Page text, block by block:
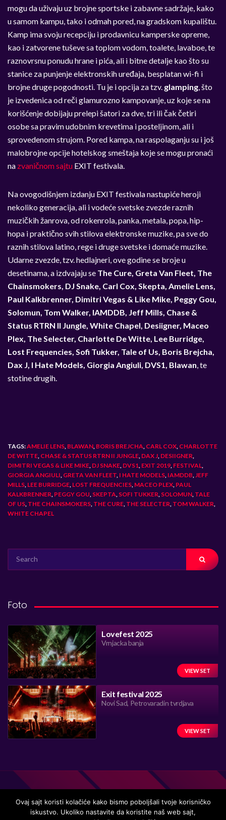
mogu da uživaju uz brojne sportske i zabavne sadržaje, kako
u samom kampu, tako i odmah pored, na gradskom kupalištu.
Kamp ima svoju recepciju i prodavnicu kamperske opreme,
kao i zatvorene tuševe sa toplom vodom, toalete, lavaboe, te
raznovrsnu ponudu hrane i pića, ali i bitne detalje kao što su
stanice za punjenje elektronskih uređaja, besplatan wi-fi i
brojne druge pogodnosti. Tu je i opcija za tzv. glamping, što
je izvedenica od reči glamurozno kampovanje, uz koje se na
korišćenje dobijaju prelepi šatori za dve, tri ili čak četiri
osobe sa pravim udobnim krevetima i posteljinom, ali i
sprovedenom strujom. Pored kampa, na raspolaganju su i još
malobrojne opcije hotelskog smeštaja koje se mogu pronaći
na zvaničnom sajtu EXIT festivala.
Na ovogodišnjem izdanju EXIT festivala nastupiće heroji
nekoliko generacija, ali i vodeće svetske zvezde raznih
muzičkih žanrova, od rokenrola, panka, metala, popa, hip-
hopa i praktično svih stilova elektronske muzike, pa sve do
raznih stilova latino, rege i druge svetske i domaće muzike.
Udarne zvezde, tzv. hedlajneri, ove godine se broje u
desetinama, a izdvajaju se The Cure, Greta Van Fleet, The
Chainsmokers, DJ Snake, Carl Cox, Skepta, Amelie Lens,
Paul Kalkbrenner, Dimitri Vegas & Like Mike, Peggy Gou,
Solomun, Tom Walker, IAMDDB, Jeff Mills, Chase &
Status RTRN II Jungle, White Chapel, Desiigner, Maceo
Plex, The Selecter, Charlotte De Witte, Lee Burridge,
Lost Frequencies, Sofi Tukker, Tale of Us, Boris Brejcha,
Dax J, I Hate Models, Giorgia Angiuli, DVS1, Blawan, te
stotine drugih.
TAGS:AMELIE LENS, BLAWAN, BORIS BREJCHA, CARL COX, CHARLOTTE
DE WITTE, CHASE & STATUS RTRN II JUNGLE, DAX J, DESIIGNER,
DIMITRI VEGAS & LIKE MIKE, DJ SNAKE, DVS1, EXIT 2019, FESTIVAL,
GIORGIA ANGIULI, GRETA VAN FLEET, I HATE MODELS, IAMDDB,JEFF
MILLS, LEE BURRIDGE, LOST FREQUENCIES, MACEO PLEX, PAUL
KALKBRENNER, PEGGY GOU, SKEPTA, SOFI TUKKER, SOLOMUN, TALE
OF US, THE CHAINSMOKERS, THE CURE, THE SELECTER, TOM WALKER,
WHITE CHAPEL
FOR:
Foto
Lovefest 2025
Vrnjacka banja
VIEW SET
Exit festival 2025
Novi Sad, Petrovaradin tvrdjava
VIEW SET
Ovaj sajt koristi kolačiće kako bismo poboljšali tvoje korisničko
iskustvo. Ukoliko nastavite da koristite naš web sajt,